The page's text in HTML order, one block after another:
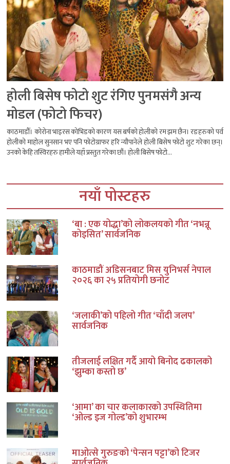
होली बिसेष फोटो शुट रंगिए पुनमसंगै अन्य
मोडल (फोटो फिचर)
काठमाडौँ। कोरोना भाइरस कोभिडको कारण यस बर्षको होलीको रम झम छैन। रङहरुको पर्व
होलीको माहोल सुनसान भए पनि फोटोग्राफर हरि न्यौपानेले होली बिसेष फोटो शुट गरेका छन्।
उनको केहि तस्विरहरु हामीले यहाँ प्रस्तुत गरेका छौं। होली बिसेष फोटो...
नयाँ पोस्टहरु
‘बा : एक योद्धा’को लोकलयको गीत ‘नभन्नू
कोइसित’ सार्वजनिक
काठमाडौं अडिसनबाट मिस युनिभर्स नेपाल
२०२६ का २५ प्रतियोगी छनोट
‘जलाकी’को पहिलो गीत ‘चाँदी जलप’
सार्वजनिक
तीजलाई लक्षित गर्दै आयो बिनोद ढकालको
‘झुम्का कस्तो छ’
‘आमा’ का चार कलाकारको उपस्थितिमा
‘ओल्ड इज गोल्ड’को शुभारम्भ
माओत्से गुरुङको ‘पेन्सन पट्टा’को टिजर